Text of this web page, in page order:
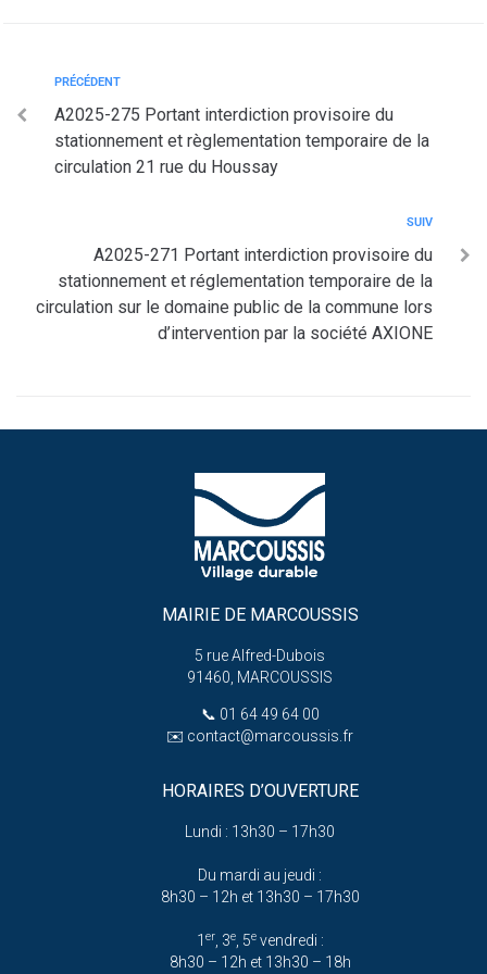
PRÉCÉDENT
A2025-275 Portant interdiction provisoire du
stationnement et règlementation temporaire de la
circulation 21 rue du Houssay
SUIV
A2025-271 Portant interdiction provisoire du
stationnement et réglementation temporaire de la
circulation sur le domaine public de la commune lors
d’intervention par la société AXIONE
MAIRIE DE MARCOUSSIS
5 rue Alfred-Dubois
91460, MARCOUSSIS
📞 01 64 49 64 00
✉️ contact@marcoussis.fr
HORAIRES D’OUVERTURE
Lundi : 13h30 – 17h30
Du mardi au jeudi :
8h30 – 12h et 13h30 – 17h30
1 er, 3e, 5evendredi :
8h30 – 12h et 13h30 – 18h